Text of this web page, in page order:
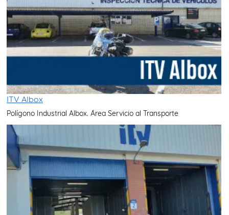
ITV Albox
Polígono Industrial Albox. Área Servicio al Transporte